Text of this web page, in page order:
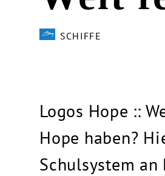
SCHIFFE
Logos Hope ::
Hope haben?
Schulsystem an